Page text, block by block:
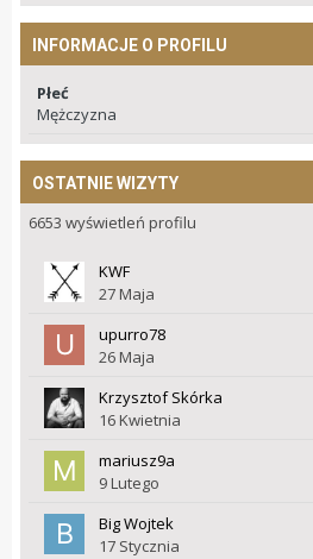
INFORMACJE O PROFILU
Płeć
Mężczyzna
OSTATNIE WIZYTY
6653 wyświetleń profilu
KWF
27 Maja
upurro78
26 Maja
Krzysztof Skórka
16 Kwietnia
mariusz9a
9 Lutego
Big Wojtek
17 Stycznia